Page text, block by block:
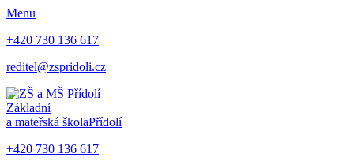
Menu
+420 730 136 617
reditel@zspridoli.cz
Základní
a mateřská školaPřídolí
+420 730 136 617